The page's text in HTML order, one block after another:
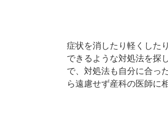
症状を消したり軽くした
できるような対処法を探
で、対処法も自分に合っ
ら遠慮せず産科の医師に